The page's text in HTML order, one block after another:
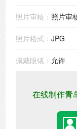
照片审核： 照片审
照片格式：JPG
佩戴眼镜： 允许
在线制作青